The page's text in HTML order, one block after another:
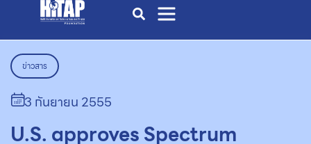
ข่าวสาร
3 กันยายน 2555
U.S. approves Spectrum